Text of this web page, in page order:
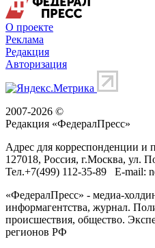
О проекте
Реклама
Редакция
Авторизация
2007-2026 ©
Редакция «ФедералПресс»
Адрес для корреспонденции и
127018, Россия, г.Москва, ул.
Тел.+7(499) 112-35-89 E-mail:
«ФедералПресс» - медиа-
информагентства, журнал.
происшествия, общество.
регионов РФ